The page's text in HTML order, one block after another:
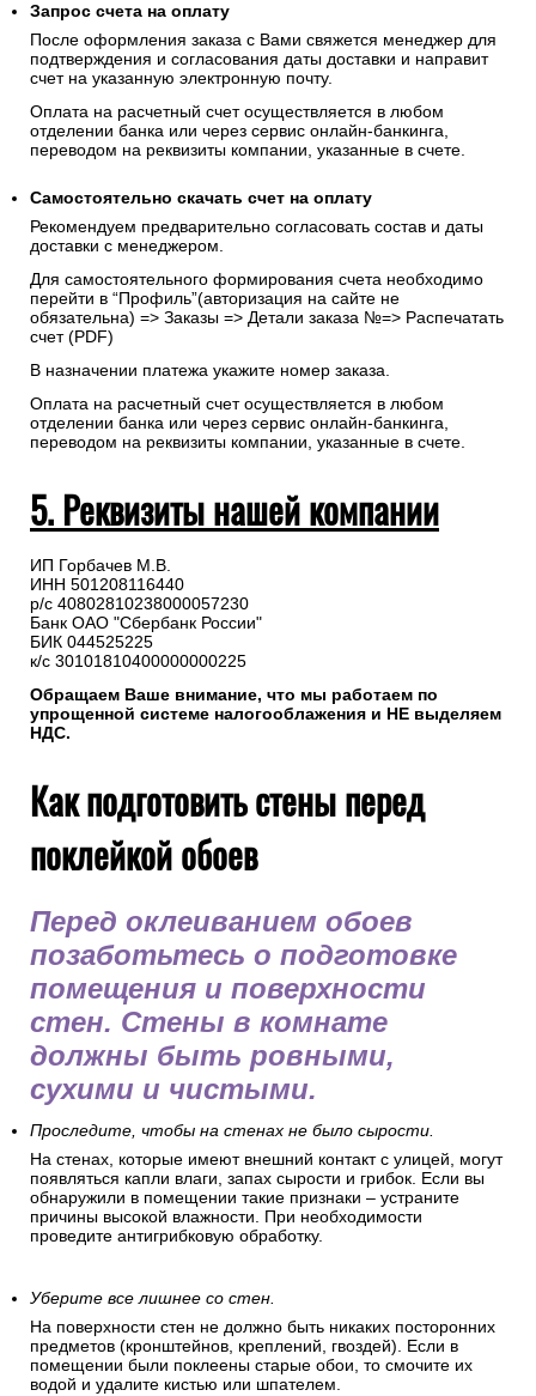
Запрос счета на оплату
После оформления заказа с Вами свяжется менеджер для
подтверждения и согласования даты доставки и направит
счет на указанную электронную почту.
Оплата на расчетный счет осуществляется в любом
отделении банка или через сервис онлайн-банкинга,
переводом на реквизиты компании, указанные в счете.
Самостоятельно скачать счет на оплату
Рекомендуем предварительно согласовать состав и даты
доставки с менеджером.
Для самостоятельного формирования счета необходимо
перейти в “Профиль”(авторизация на сайте не
обязательна) => Заказы => Детали заказа №=> Распечатать
счет (PDF)
В назначении платежа укажите номер заказа.
Оплата на расчетный счет осуществляется в любом
отделении банка или через сервис онлайн-банкинга,
переводом на реквизиты компании, указанные в счете.
5. Реквизиты нашей компании
ИП Горбачев М.В.
ИНН 501208116440
р/с 40802810238000057230
Банк ОАО "Сбербанк России"
БИК 044525225
к/с 30101810400000000225
Обращаем Ваше внимание, что мы работаем по
упрощенной системе налогооблажения и НЕ выделяем
НДС.
Как подготовить стены перед
поклейкой обоев
Перед оклеиванием обоев
позаботьтесь о подготовке
помещения и поверхности
стен. Стены в комнате
должны быть ровными,
сухими и чистыми.
Проследите, чтобы на стенах не было сырости.
На стенах, которые имеют внешний контакт с улицей, могут
появляться капли влаги, запах сырости и грибок. Если вы
обнаружили в помещении такие признаки – устраните
причины высокой влажности. При необходимости
проведите антигрибковую обработку.
Уберите все лишнее со стен.
На поверхности стен не должно быть никаких посторонних
предметов (кронштейнов, креплений, гвоздей). Если в
помещении были поклеены старые обои, то смочите их
водой и удалите кистью или шпателем.